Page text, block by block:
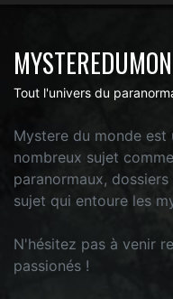
Tout l'univers du
Mystere du monde
nombreux sujet
paranormaux,
sujet qui entoure les
N'hésitez pas à venir
passionés !